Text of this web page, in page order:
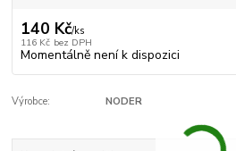
140 Kč/ks
116 Kč bez DPH
Momentálně není k dispozici
Výrobce: NODER